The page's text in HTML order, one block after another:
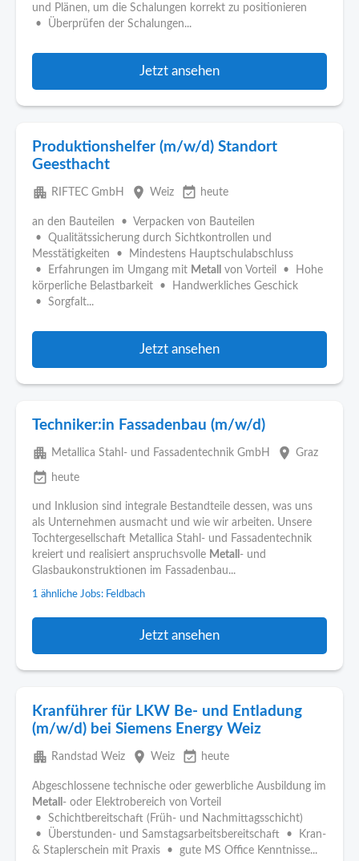
und Plänen, um die Schalungen korrekt zu positionieren
• Überprüfen der Schalungen...
Jetzt ansehen
Produktionshelfer (m/w/d) Standort
Geesthacht
apartment RIFTEC GmbH place Weiz event_available heute
an den Bauteilen • Verpacken von Bauteilen
• Qualitätssicherung durch Sichtkontrollen und
Messtätigkeiten • Mindestens Hauptschulabschluss
• Erfahrungen im Umgang mit Metall
von Vorteil • Hohe
körperliche Belastbarkeit • Handwerkliches Geschick
• Sorgfalt...
Jetzt ansehen
Techniker:in Fassadenbau (m/w/d)
apartment Metallica Stahl- und Fassadentechnik GmbH place Graz
event_available heute
und Inklusion sind integrale Bestandteile dessen, was uns
als Unternehmen ausmacht und wie wir arbeiten. Unsere
Tochtergesellschaft Metallica Stahl- und Fassadentechnik
kreiert und realisiert anspruchsvolle Metall - und
Glasbaukonstruktionen im Fassadenbau...
1 ähnliche Jobs: Feldbach
Jetzt ansehen
Kranführer für LKW Be- und Entladung
(m/w/d) bei Siemens Energy Weiz
apartment Randstad Weiz place Weiz event_available heute
Abgeschlossene technische oder gewerbliche Ausbildung im
Metall - oder Elektrobereich von Vorteil
• Schichtbereitschaft (Früh- und Nachmittagsschicht)
• Überstunden- und Samstagsarbeitsbereitschaft • Kran-
& Staplerschein mit Praxis • gute MS Office Kenntnisse...